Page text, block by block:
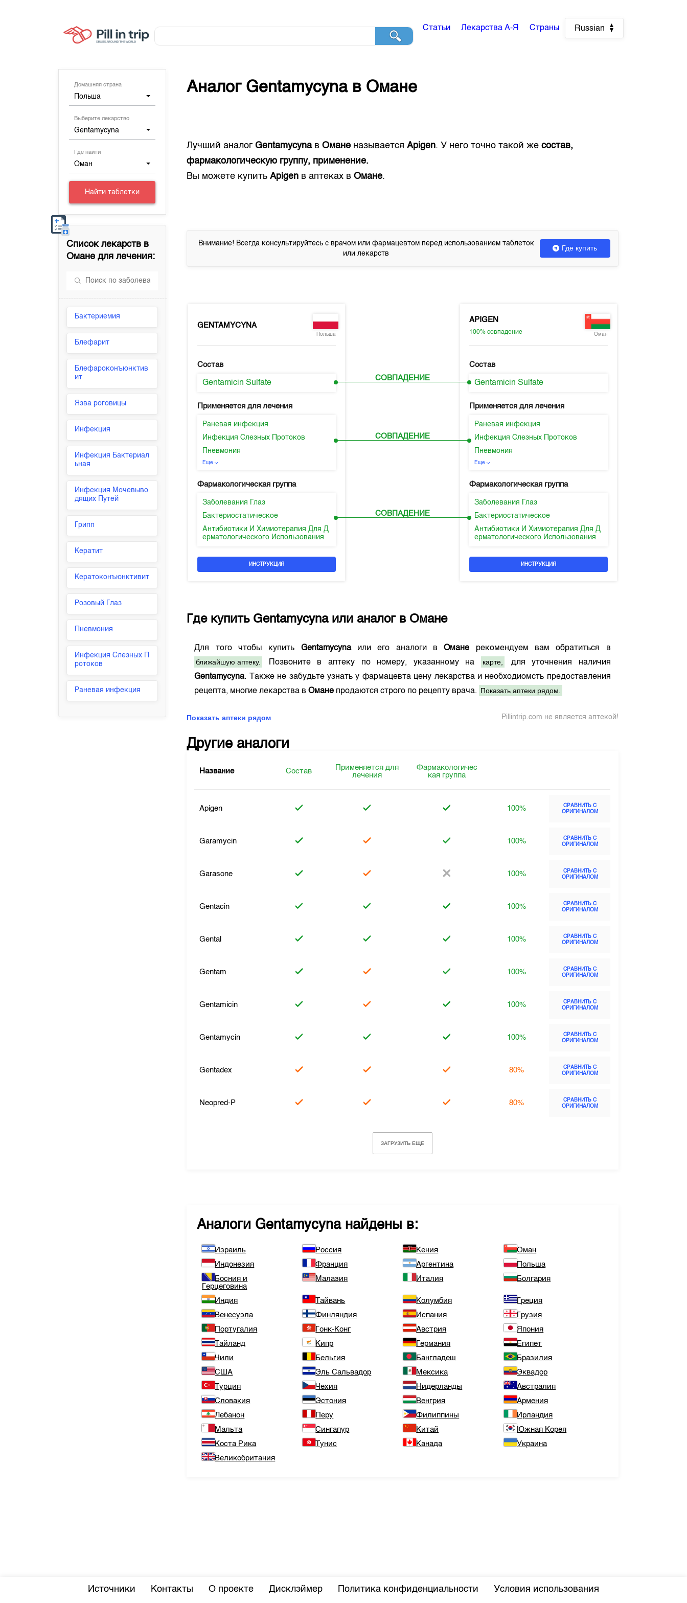
Статьи Лекарства А-Я Страны Russian
Домашняя страна
Польша
Выберите лекарство
Gentamycyna
Где найти
Оман
Найти таблетки
Список лекарств в
Омане для лечения:
Бактериемия
Блефарит
Блефароконъюнктив
ит
Язва роговицы
Инфекция
Инфекция Бактериал
ьная
Инфекция Мочевыво
дящих Путей
Грипп
Кератит
Кератоконъюнктивит
Розовый Глаз
Пневмония
Инфекция Слезных П
ротоков
Раневая инфекция
Аналог Gentamycynaв Омане
Лучший аналогGentamycynaвОмане называетсяApigen. У него точно такой же состав,
фармакологическую группу, применение.
Вы можете купитьApigen в аптеках вОмане.
Внимание! Всегда консультируйтесь с врачом или фармацевтом перед использованием таблеток
или лекарств
Где купить
GENTAMYCYNA
Польша
Состав
Gentamicin Sulfate
Применяется для лечения
Раневая инфекция
Инфекция Слезных Протоков
Пневмония
Еще
Фармакологическая группа
Заболевания Глаз
Бактериостатическое
Антибиотики И Химиотерапия Для Д
ерматологического Использования
ИНСТРУКЦИЯ
СОВПАДЕНИЕ
СОВПАДЕНИЕ
СОВПАДЕНИЕ
APIGEN
100% совпадение Оман
Состав
Gentamicin Sulfate
Применяется для лечения
Раневая инфекция
Инфекция Слезных Протоков
Пневмония
Еще
Фармакологическая группа
Заболевания Глаз
Бактериостатическое
Антибиотики И Химиотерапия Для Д
ерматологического Использования
ИНСТРУКЦИЯ
Где купить Gentamycynaили аналог в Омане
Для того чтобы купить Gentamycynaили его аналоги вОмане рекомендуем вам обратиться в
ближайшую аптеку.
Позвоните в аптеку по номеру, указанному на карте,
для уточнения наличия
Gentamycyna. Также не забудьте узнать у фармацевта цену лекарства и необходиомсть предоставления
рецепта, многие лекарства вОмане продаются строго по рецепту врача. Показать аптеки рядом.
Показать аптеки рядом Pillintrip.com не является аптекой!
Другие аналоги
Название Состав
Применяется для
лечения
Фармакологичес
кая группа
Apigen 100%
СРАВНИТЬ С
ОРИГИНАЛОМ
Garamycin 100%
СРАВНИТЬ С
ОРИГИНАЛОМ
Garasone 100%
СРАВНИТЬ С
ОРИГИНАЛОМ
Gentacin 100%
СРАВНИТЬ С
ОРИГИНАЛОМ
Gental 100%
СРАВНИТЬ С
ОРИГИНАЛОМ
Gentam 100%
СРАВНИТЬ С
ОРИГИНАЛОМ
Gentamicin 100%
СРАВНИТЬ С
ОРИГИНАЛОМ
Gentamycin 100%
СРАВНИТЬ С
ОРИГИНАЛОМ
Gentadex 80%
СРАВНИТЬ С
ОРИГИНАЛОМ
Neopred-P 80%
СРАВНИТЬ С
ОРИГИНАЛОМ
ЗАГРУЗИТЬ ЕЩЕ
Аналоги Gentamycynaнайдены в:
Израиль Россия Кения
Оман
Индонезия
Франция Аргентина
Польша
Босния и
Герцеговина
Малазия Италия Болгария
Индия Тайвань Колумбия
Греция
Венесуэла
Финляндия Испания
Грузия
Португалия
Гонк-Конг Австрия
Япония
Тайланд
Кипр Германия
Египет
Чили
Бельгия Бангладеш
Бразилия
США
Эль Сальвадор Мексика
Эквадор
Турция
Чехия Нидерланды
Австралия
Словакия
Эстония Венгрия
Армения
Лебанон
Перу Филиппины
Ирландия
Мальта
Сингапур Китай
Южная Корея
Коста Рика
Тунис Канада
Украина
Великобритания
Источники Контакты О проекте Дисклэймер Политика конфиденциальности Условия использования